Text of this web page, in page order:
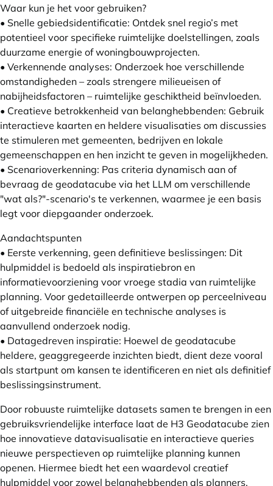
Waar kun je het voor gebruiken?
• Snelle gebiedsidentificatie: Ontdek snel regio’s met
potentieel voor specifieke ruimtelijke doelstellingen, zoals
duurzame energie of woningbouwprojecten.
• Verkennende analyses: Onderzoek hoe verschillende
omstandigheden – zoals strengere milieueisen of
nabijheidsfactoren – ruimtelijke geschiktheid beïnvloeden.
• Creatieve betrokkenheid van belanghebbenden: Gebruik
interactieve kaarten en heldere visualisaties om discussies
te stimuleren met gemeenten, bedrijven en lokale
gemeenschappen en hen inzicht te geven in mogelijkheden.
• Scenarioverkenning: Pas criteria dynamisch aan of
bevraag de geodatacube via het LLM om verschillende
"wat als?"-scenario's te verkennen, waarmee je een basis
legt voor diepgaander onderzoek.
Aandachtspunten
• Eerste verkenning, geen definitieve beslissingen: Dit
hulpmiddel is bedoeld als inspiratiebron en
informatievoorziening voor vroege stadia van ruimtelijke
planning. Voor gedetailleerde ontwerpen op perceelniveau
of uitgebreide financiële en technische analyses is
aanvullend onderzoek nodig.
• Datagedreven inspiratie: Hoewel de geodatacube
heldere, geaggregeerde inzichten biedt, dient deze vooral
als startpunt om kansen te identificeren en niet als definitief
beslissingsinstrument.
Door robuuste ruimtelijke datasets samen te brengen in een
gebruiksvriendelijke interface laat de H3 Geodatacube zien
hoe innovatieve datavisualisatie en interactieve queries
nieuwe perspectieven op ruimtelijke planning kunnen
openen. Hiermee biedt het een waardevol creatief
hulpmiddel voor zowel belanghebbenden als planners.